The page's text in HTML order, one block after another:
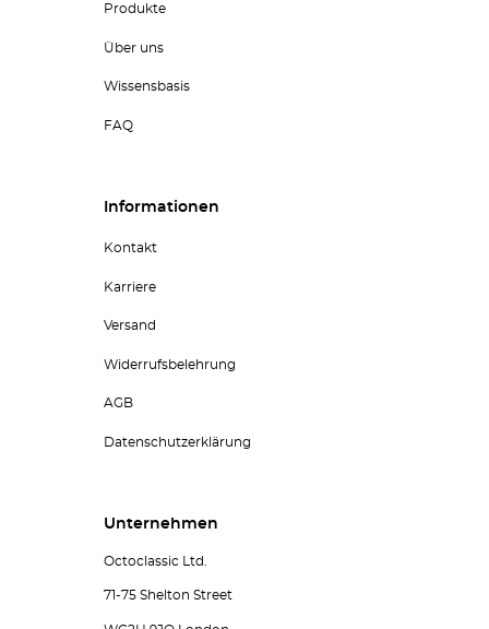
Produkte
Über uns
Wissensbasis
FAQ
Informationen
Kontakt
Karriere
Versand
Widerrufsbelehrung
AGB
Datenschutzerklärung
Unternehmen
Octoclassic Ltd.
71-75 Shelton Street